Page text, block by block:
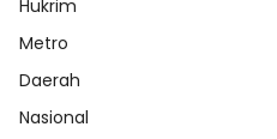
Hukrim
Metro
Daerah
Nasional